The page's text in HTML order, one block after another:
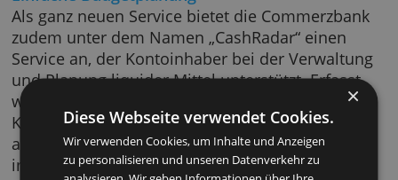
Lieferanten oder Kunden automatisch über
neuen Kontoverbindungsdaten zu. Das
das zeitaufwendige manuelle Anschreiben
Unternehmen.
Einfache Budgetplanung
Als ganz neuen Service bietet die